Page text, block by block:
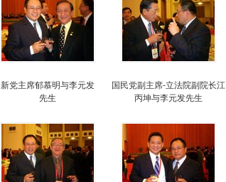
新党主席郁慕明与李元发
先生
国民党副主席-立法院副院长江
丙坤与李元发先生